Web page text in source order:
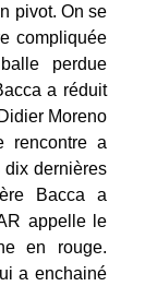
pivot. On se
compliquée
perdue
a réduit
Moreno
rencontre a
dix dernières
Bacca a
appelle le
en rouge.
a enchainé